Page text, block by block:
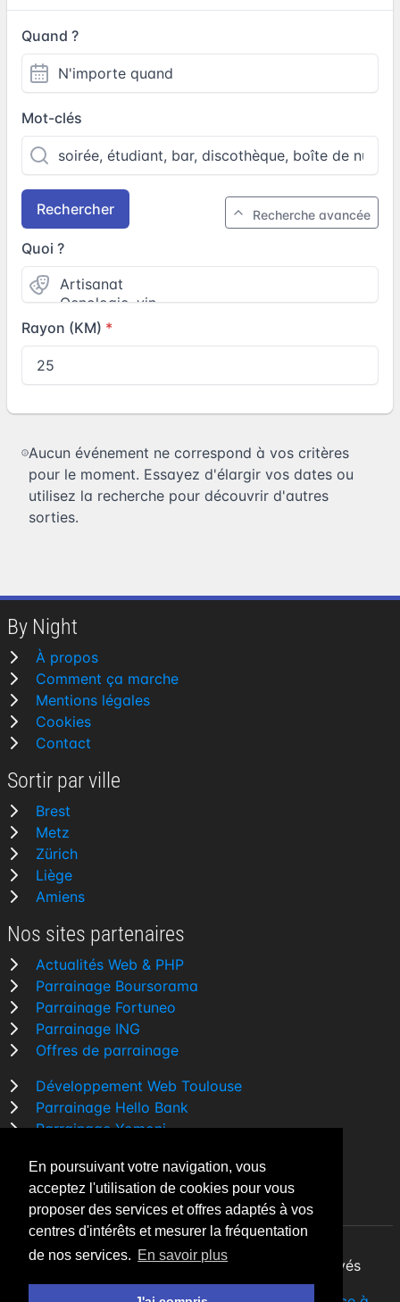
En poursuivant votre navigation, vous
acceptez l'utilisation de cookies pour vous
proposer des services et offres adaptés à vos
centres d'intérêts et mesurer la fréquentation
de nos services. En savoir plus
Quand ?
Mot-clés
Rechercher Recherche avancée
Quoi ?
Rayon (KM)
Aucun événement ne correspond à vos critères
pour le moment. Essayez d'élargir vos dates ou
utilisez la recherche pour découvrir d'autres
sorties.
By Night
À propos
Comment ça marche
Mentions légales
Cookies
Contact
Sortir par ville
Brest
Metz
Zürich
Liège
Amiens
Nos sites partenaires
Actualités Web & PHP
Parrainage Boursorama
Parrainage Fortuneo
Parrainage ING
Offres de parrainage
Développement Web Toulouse
Parrainage Hello Bank
Parrainage Yomoni
Comparatif banque
By Night v5.7.3| © 2026 - Tous droits réservés